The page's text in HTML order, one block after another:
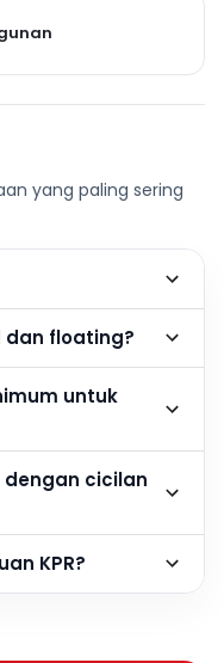
yang paling sering
dan floating?
untuk
cicilan
KPR?